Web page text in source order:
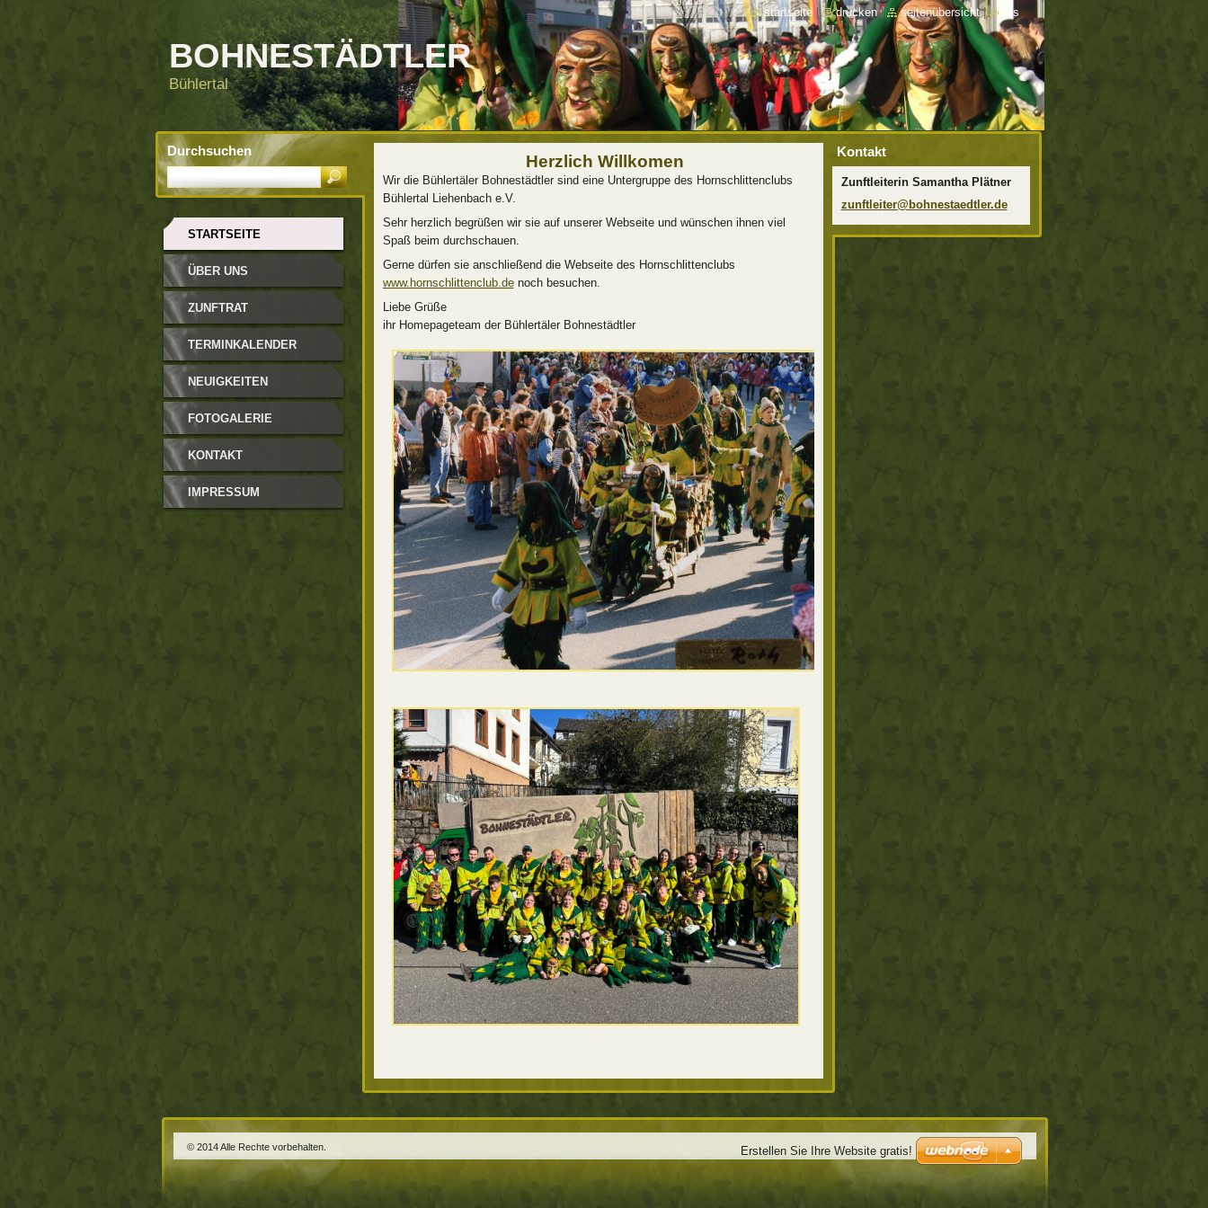
BOHNESTÄDTLER
Bühlertal
Herzlich Willkomen
Wir die Bühlertäler Bohnestädtler sind eine Untergruppe des Hornschlittenclubs
Bühlertal Liehenbach e.V.
Sehr herzlich begrüßen wir sie auf unserer Webseite und wünschen ihnen viel
Spaß beim durchschauen.
Gerne dürfen sie anschließend die Webseite des Hornschlittenclubs
www.hornschlittenclub.denoch besuchen.
Liebe Grüße
ihr Homepageteam der Bühlertäler Bohnestädtler
STARTSEITE
ÜBER UNS
ZUNFTRAT
TERMINKALENDER
NEUIGKEITEN
FOTOGALERIE
KONTAKT
IMPRESSUM
Kontakt
Zunftleiterin Samantha Plätner
zunftleiter@bohnestaedtl er.de
Durchsuchen
startseite | drucken | seitenübersicht | rss
© 2014 Alle Rechte vorbehalten. Erstellen Sie Ihre Website gratis!